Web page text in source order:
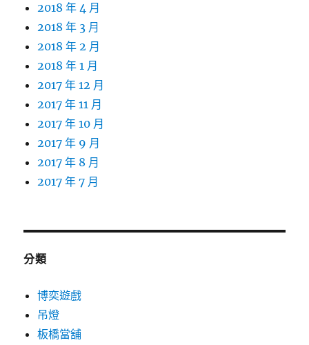
2018 年 4 月
2018 年 3 月
2018 年 2 月
2018 年 1 月
2017 年 12 月
2017 年 11 月
2017 年 10 月
2017 年 9 月
2017 年 8 月
2017 年 7 月
分類
博奕遊戲
吊燈
板橋當舖